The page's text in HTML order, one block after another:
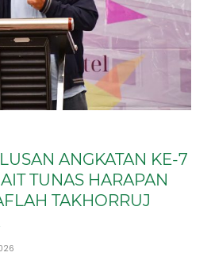
ANGKATAN KE-7
TUNAS HARAPAN
TAKHORRUJ